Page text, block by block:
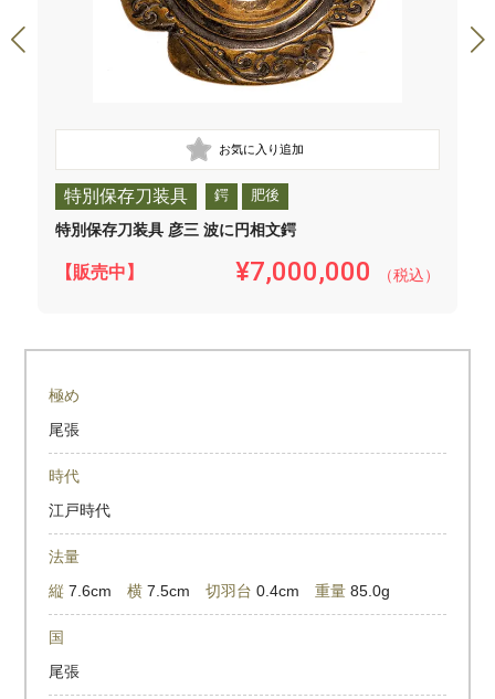
特別保存刀装具 鍔 肥後
特別保存刀装具 彦三 波に円相文鍔
【販売中】 ¥7,000,000 （税込）
極め
尾張
時代
江戸時代
法量
縦 7.6cm横 7.5cm切羽台 0.4cm重量 85.0g
国
尾張